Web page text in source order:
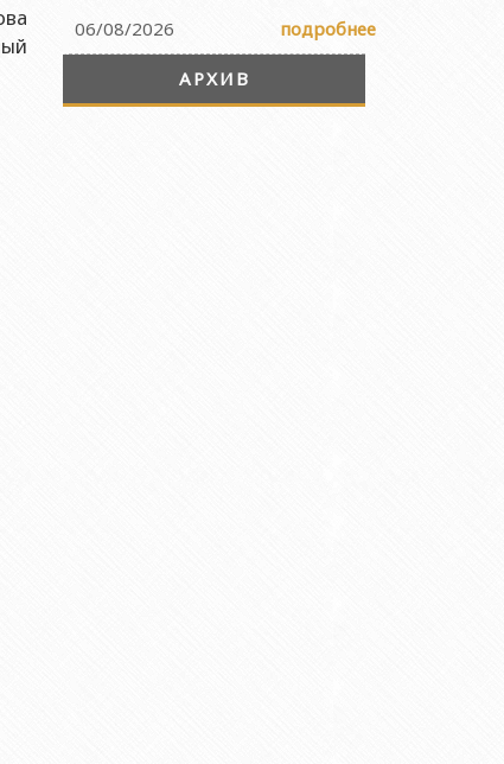
06/08/2026
подробнее
АРХИВ